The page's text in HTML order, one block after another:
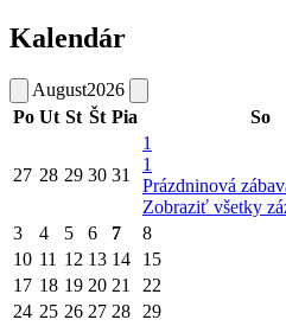
Kalendár
August2026
Po Ut St Št Pia So
27 28 29 30 31
1
1
Prázdninová
Zobraziť všetky
3 4 5 6 7 8
10 11 12 13 14 15
17 18 19 20 21 22
24 25 26 27 28 29